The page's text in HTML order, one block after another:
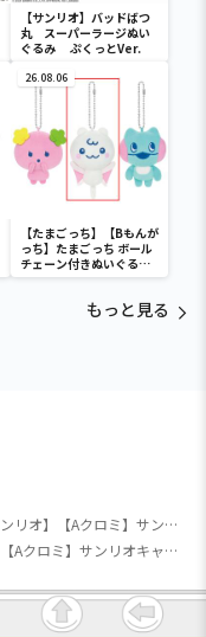
【サンリオ】バッドばつ
丸 スーパーラージぬい
ぐるみ ぷくっとVer.
26.08.06
【たまごっち】【Bもんが
っち】たまごっち ボール
チェーン付きぬいぐるみ
～Tamagotchi
もっと見る
【サンリオ】【Aクロミ】サンリオキャラクターズ いちご新聞620号コラボレーションマスコット①
【サンリオ】【Aクロミ】サンリオキャラクターズ いちご新聞620号コラボレーションマスコット①